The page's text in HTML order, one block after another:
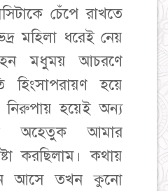
চেঁপে রাখতে
মহিলা ধরেই নেয়
মধুময় আচরণে
হিংসাপরায়ণ হয়ে
হয়েই অন্য
অহেতুক আমার
করছিলাম। কথায়
আসে তখন কুনো